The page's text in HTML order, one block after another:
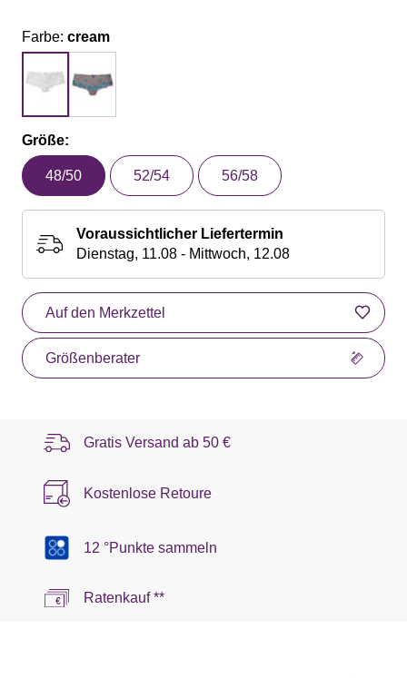
Farbe: cream
Größe:
48/50 52/54 56/58
Voraussichtlicher Liefertermin
Dienstag, 11.08 - Mittwoch, 12.08
Auf den Merkzettel
Größenberater
Gratis Versand ab 50 €
Kostenlose Retoure
12 °Punkte sammeln
Ratenkauf **